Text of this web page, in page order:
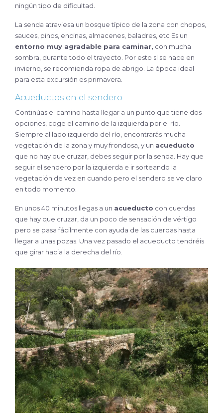
ningún tipo de dificultad.
La senda atraviesa un bosque típico de la zona con chopos,
sauces, pinos, encinas, almacenes, baladres, etc Es un
entorno muy agradable para caminar, con mucha
sombra, durante todo el trayecto. Por esto si se hace en
invierno, se recomienda ropa de abrigo. La época ideal
para esta excursión es primavera.
Acueductos en el sendero
Continúas el camino hasta llegar a un punto que tiene dos
opciones, coge el camino de la izquierda por el río.
Siempre al lado izquierdo del río, encontrarás mucha
vegetación de la zona y muy frondosa, y un acueducto
que no hay que cruzar, debes seguir por la senda. Hay que
seguir el sendero por la izquierda e ir sorteando la
vegetación de vez en cuando pero el sendero se ve claro
en todo momento.
En unos 40 minutos llegas a un acueducto con cuerdas
que hay que cruzar, da un poco de sensación de vértigo
pero se pasa fácilmente con ayuda de las cuerdas hasta
llegar a unas pozas. Una vez pasado el acueducto tendréis
que girar hacia la derecha del río.